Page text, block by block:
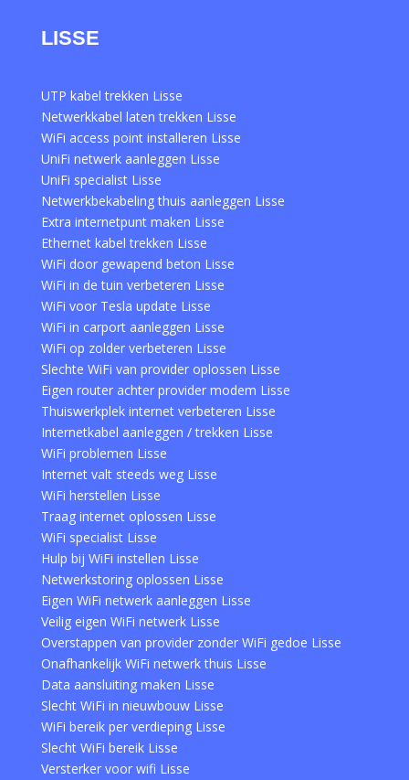
LISSE
UTP kabel trekken Lisse
Netwerkkabel laten trekken Lisse
WiFi access point installeren Lisse
UniFi netwerk aanleggen Lisse
UniFi specialist Lisse
Netwerkbekabeling thuis aanleggen Lisse
Extra internetpunt maken Lisse
Ethernet kabel trekken Lisse
WiFi door gewapend beton Lisse
WiFi in de tuin verbeteren Lisse
WiFi voor Tesla update Lisse
WiFi in carport aanleggen Lisse
WiFi op zolder verbeteren Lisse
Slechte WiFi van provider oplossen Lisse
Eigen router achter provider modem Lisse
Thuiswerkplek internet verbeteren Lisse
Internetkabel aanleggen / trekken Lisse
WiFi problemen Lisse
Internet valt steeds weg Lisse
WiFi herstellen Lisse
Traag internet oplossen Lisse
WiFi specialist Lisse
Hulp bij WiFi instellen Lisse
Netwerkstoring oplossen Lisse
Eigen WiFi netwerk aanleggen Lisse
Veilig eigen WiFi netwerk Lisse
Overstappen van provider zonder WiFi gedoe Lisse
Onafhankelijk WiFi netwerk thuis Lisse
Data aansluiting maken Lisse
Slecht WiFi in nieuwbouw Lisse
WiFi bereik per verdieping Lisse
Slecht WiFi bereik Lisse
Versterker voor wifi Lisse